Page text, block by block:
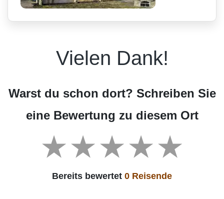
Vielen Dank!
Warst du schon dort? Schreiben Sie
eine Bewertung zu diesem Ort
Bereits bewertet 0 Reisende